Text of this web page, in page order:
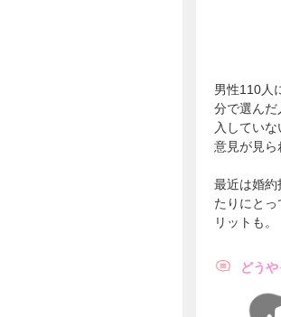
男性110人
分で選ん
入してい
意見が見ら
最近は婚約
たりにと
リットも。
どう